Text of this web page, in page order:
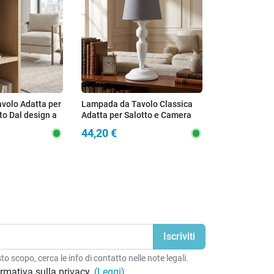
Adatta per
Dal design a
Lampada da Tavolo Classica
Adatta per Salotto e Camera
E14
44,20 €
scopo, cerca le info di contatto nelle note legali.